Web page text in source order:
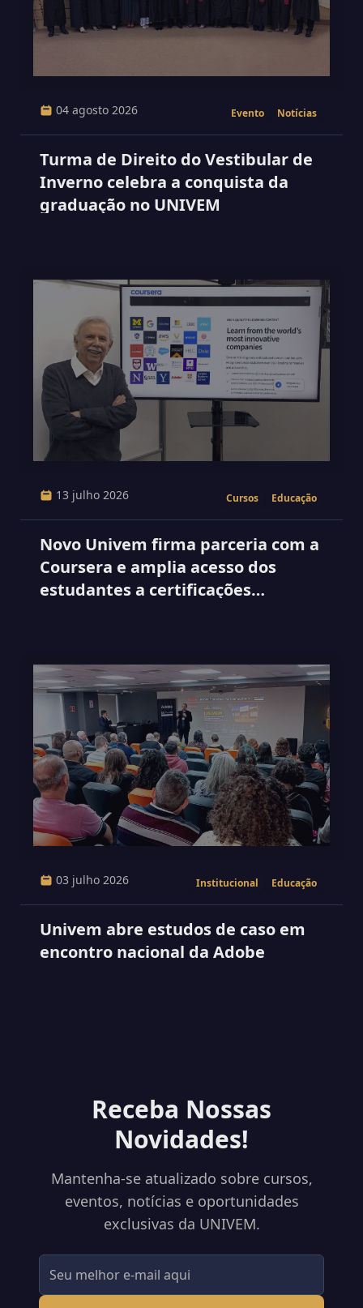
04 agosto 2026 Evento Notícias
Turma de Direito do Vestibular de
Inverno celebra a conquista da
graduação no UNIVEM
13 julho 2026 Cursos Educação
Novo Univem firma parceria com a
Coursera e amplia acesso dos
estudantes a certificações
03 julho 2026 Institucional Educação
Univem abre estudos de caso em
encontro nacional da Adobe
Receba Nossas
Novidades!
Mantenha-se atualizado sobre cursos,
eventos, notícias e oportunidades
exclusivas da UNIVEM.